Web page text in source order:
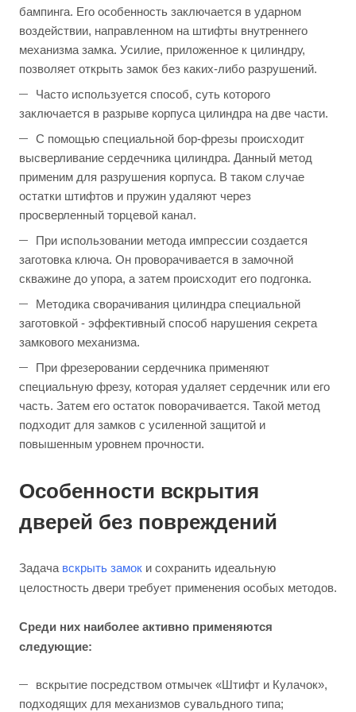
бампинга. Его особенность заключается в ударном
воздействии, направленном на штифты внутреннего
механизма замка. Усилие, приложенное к цилиндру,
позволяет открыть замок без каких-либо разрушений.
Часто используется способ, суть которого
заключается в разрыве корпуса цилиндра на две части.
С помощью специальной бор-фрезы происходит
высверливание сердечника цилиндра. Данный метод
применим для разрушения корпуса. В таком случае
остатки штифтов и пружин удаляют через
просверленный торцевой канал.
При использовании метода импрессии создается
заготовка ключа. Он проворачивается в замочной
скважине до упора, а затем происходит его подгонка.
Методика сворачивания цилиндра специальной
заготовкой - эффективный способ нарушения секрета
замкового механизма.
При фрезеровании сердечника применяют
специальную фрезу, которая удаляет сердечник или его
часть. Затем его остаток поворачивается. Такой метод
подходит для замков с усиленной защитой и
повышенным уровнем прочности.
Особенности вскрытия
дверей без повреждений
Задача вскрыть замок и сохранить идеальную
целостность двери требует применения особых методов.
Среди них наиболее активно применяются
следующие:
вскрытие посредством отмычек «Штифт и Кулачок»,
подходящих для механизмов сувальдного типа;